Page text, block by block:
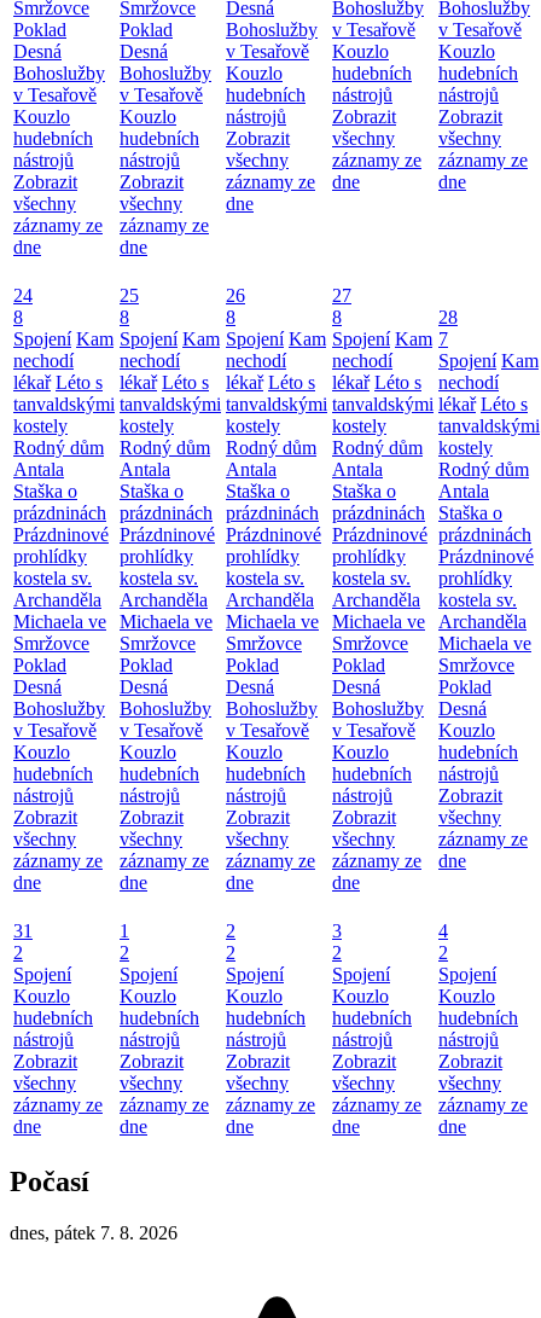
Smržovce
Poklad
Desná
Bohoslužby
v Tesařově
Kouzlo
hudebních
nástrojů
Zobrazit
všechny
záznamy ze
dne
Smržovce
Poklad
Desná
Bohoslužby
v Tesařově
Kouzlo
hudebních
nástrojů
Zobrazit
všechny
záznamy ze
dne
Desná
Bohoslužby
v Tesařově
Kouzlo
hudebních
nástrojů
Zobrazit
všechny
záznamy ze
dne
Bohoslužby
v Tesařově
Kouzlo
hudebních
nástrojů
Zobrazit
všechny
záznamy ze
dne
Bohoslužby
v Tesařově
Kouzlo
hudebních
nástrojů
Zobrazit
všechny
záznamy ze
dne
24
8
Spojení Kam
nechodí
lékař Léto s
tanvaldskými
kostely
Rodný dům
Antala
Staška o
prázdninách
Prázdninové
prohlídky
kostela sv.
Archanděla
Michaela ve
Smržovce
Poklad
Desná
Bohoslužby
v Tesařově
Kouzlo
hudebních
nástrojů
Zobrazit
všechny
záznamy ze
dne
25
8
Spojení Kam
nechodí
lékař Léto s
tanvaldskými
kostely
Rodný dům
Antala
Staška o
prázdninách
Prázdninové
prohlídky
kostela sv.
Archanděla
Michaela ve
Smržovce
Poklad
Desná
Bohoslužby
v Tesařově
Kouzlo
hudebních
nástrojů
Zobrazit
všechny
záznamy ze
dne
26
8
Spojení Kam
nechodí
lékař Léto s
tanvaldskými
kostely
Rodný dům
Antala
Staška o
prázdninách
Prázdninové
prohlídky
kostela sv.
Archanděla
Michaela ve
Smržovce
Poklad
Desná
Bohoslužby
v Tesařově
Kouzlo
hudebních
nástrojů
Zobrazit
všechny
záznamy ze
dne
27
8
Spojení Kam
nechodí
lékař Léto s
tanvaldskými
kostely
Rodný dům
Antala
Staška o
prázdninách
Prázdninové
prohlídky
kostela sv.
Archanděla
Michaela ve
Smržovce
Poklad
Desná
Bohoslužby
v Tesařově
Kouzlo
hudebních
nástrojů
Zobrazit
všechny
záznamy ze
dne
28
7
Spojení Kam
nechodí
lékař Léto s
tanvaldskými
kostely
Rodný dům
Antala
Staška o
prázdninách
Prázdninové
prohlídky
kostela sv.
Archanděla
Michaela ve
Smržovce
Poklad
Desná
Kouzlo
hudebních
nástrojů
Zobrazit
všechny
záznamy ze
dne
31
2
Spojení
Kouzlo
hudebních
nástrojů
Zobrazit
všechny
záznamy ze
dne
1
2
Spojení
Kouzlo
hudebních
nástrojů
Zobrazit
všechny
záznamy ze
dne
2
2
Spojení
Kouzlo
hudebních
nástrojů
Zobrazit
všechny
záznamy ze
dne
3
2
Spojení
Kouzlo
hudebních
nástrojů
Zobrazit
všechny
záznamy ze
dne
4
2
Spojení
Kouzlo
hudebních
nástrojů
Zobrazit
všechny
záznamy ze
dne
Počasí
dnes, pátek 7. 8. 2026